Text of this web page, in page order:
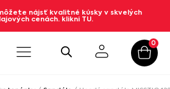
môžete nájsť kvalitné kúsky v skvelých
cenách. klikni TU.
0